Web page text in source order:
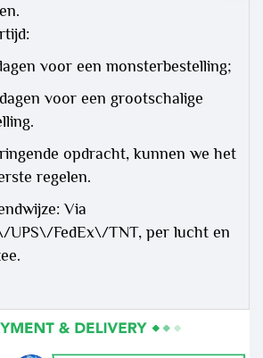
voor een monsterbestelling;
voor een grootschalige
opdracht, kunnen we het
regelen.
Via
UPS\/FedEx\/TNT, per lucht en